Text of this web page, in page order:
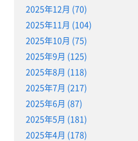
2025年12月 (70)
2025年11月 (104)
2025年10月 (75)
2025年9月 (125)
2025年8月 (118)
2025年7月 (217)
2025年6月 (87)
2025年5月 (181)
2025年4月 (178)